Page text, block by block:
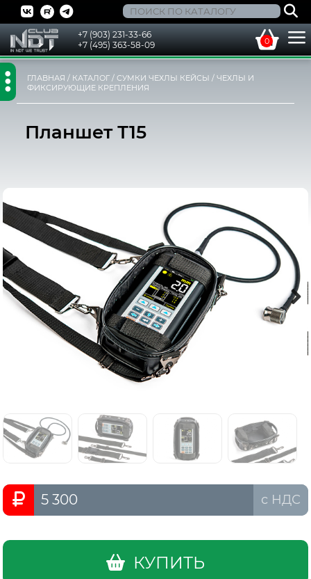
+7 (903) 231-33-66
+7 (495) 363-58-09
0
ГЛАВНАЯ / КАТАЛОГ /СУМКИ ЧЕХЛЫ КЕЙСЫ /ЧЕХЛЫ И
ФИКСИРУЮЩИЕ КРЕПЛЕНИЯ
Планшет Т15
5 300 с НДС
КУПИТЬ